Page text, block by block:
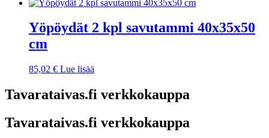
Yöpöydät 2 kpl savutammi 40x35x50
cm
85,02 € Lue lisää
Tavarataivas.fi verkkokauppa
Tavarataivas.fi verkkokauppa